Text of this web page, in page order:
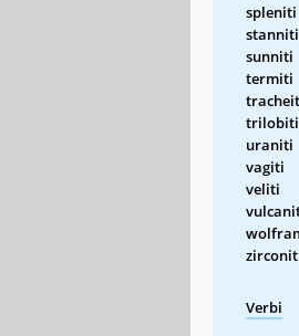
spleniti
stanniti
sunniti
termiti
trilobiti
uraniti
vagiti
veliti
Verbi